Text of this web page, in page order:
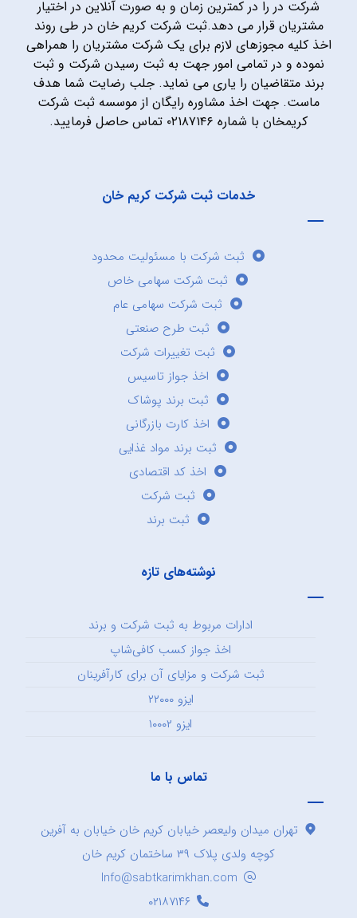
شرکت در را در کمترین زمان و به صورت آنلاین در اختیار
مشتریان قرار می دهد.ثبت شرکت کریم خان در طی روند
اخذ کلیه مجوزهای لازم برای یک شرکت مشتریان را همراهی
نموده و در تمامی امور جهت به ثبت رسیدن شرکت و ثبت
برند متقاضیان را یاری می نماید. جلب رضایت شما هدف
ماست. جهت اخذ مشاوره رایگان از موسسه ثبت شرکت
کریمخان با شماره ۰۲۱۸۷۱۴۶ تماس حاصل فرمایید.
خدمات ثبت شرکت کریم خان
ثبت شرکت با مسئولیت محدود
ثبت شرکت سهامی خاص
ثبت شرکت سهامی عام
ثبت طرح صنعتی
ثبت تغییرات شرکت
اخذ جواز تاسیس
ثبت برند پوشاک
اخذ کارت بازرگانی
ثبت برند مواد غذایی
اخذ کد اقتصادی
ثبت شرکت
ثبت برند
نوشته‌های تازه
ادارات مربوط به ثبت شرکت و برند
اخذ جواز کسب کافی‌شاپ
ثبت شرکت و مزایای آن برای کارآفرینان
ایزو ۲۲۰۰۰
ایزو ۱۰۰۰۲
تماس با ما
تهران میدان ولیعصر خیابان کریم خان خیابان به آفرین
کوچه ولدی پلاک ۳۹ ساختمان کریم خان
Info@sabtkarimkhan.com
۰۲۱۸۷۱۴۶